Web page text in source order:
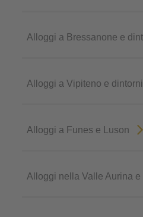
Alloggi a Bressanone e
Alloggi a Vipiteno e dintorni
Alloggi a Funes e Luson
Alloggi nella Valle Aurina e